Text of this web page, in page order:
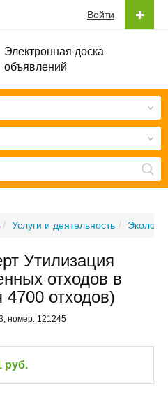
Электронная доска
объявлений
Войти
Услуги и деятельность
Утилизация
отходов в
отходов)
номер: 121245
руб.